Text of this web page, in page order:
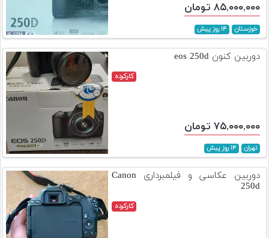
۸۵,۰۰۰,۰۰۰ تومان
خوزستان ۱۴ روز پیش
دوربین کنون eos 250d
کارکرده
۷۵,۰۰۰,۰۰۰ تومان
تهران ۱۴ روز پیش
دوربین عکاسی و فیلمبرداری Canon
250d
کارکرده